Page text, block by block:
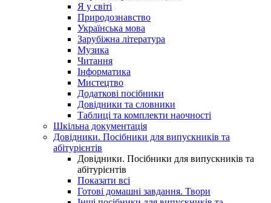
Я у світі
Природознавство
Українська мова
Зарубіжна література
Музика
Читання
Інформатика
Мистецтво
Додаткові посібники
Довідники та словники
Таблиці та комплекти наочності
Шкільна документація
Довідники. Посібники для випускників та
абітурієнтів
Довідники. Посібники для випускників та
абітурієнтів
Показати всі
Готові домашні завдання. Твори